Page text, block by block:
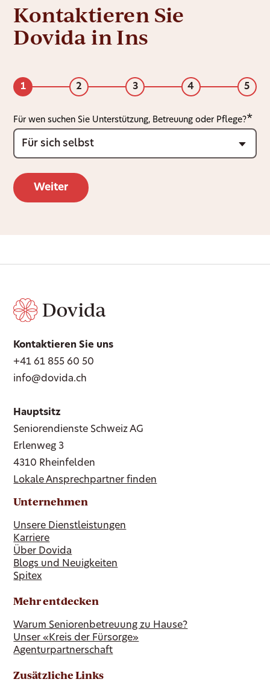
Kontaktieren Sie
Dovida in Ins
1 2 3 4 5
Für wen suchen Sie Unterstützung, Betreuung oder Pflege?
Kontaktieren Sie uns
+41 61 855 60 50
info@dovida.ch
Hauptsitz
Seniorendienste Schweiz AG
Erlenweg 3
4310 Rheinfelden
Lokale Ansprechpartner finden
Unternehmen
Unsere Dienstleistungen
Karriere
Über Dovida
Blogs und Neuigkeiten
Spitex
Mehr entdecken
Warum Seniorenbetreuung zu Hause?
Unser «Kreis der Fürsorge»
Agenturpartnerschaft
Zusätzliche Links